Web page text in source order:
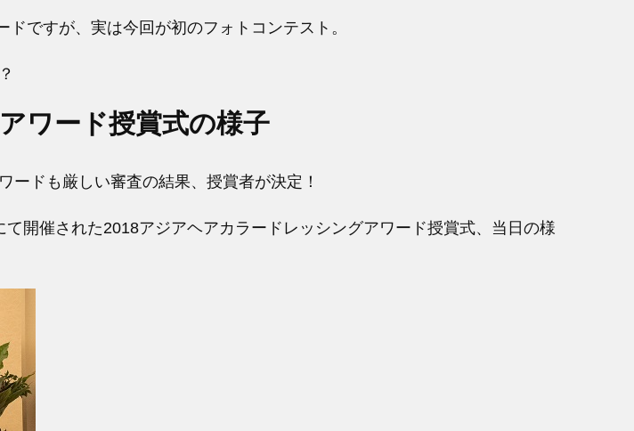
ですが、実は今回が初のフォトコンテスト。
ワード授賞式の様子
ドも厳しい審査の結果、授賞者が決定！
開催された2018アジアヘアカラードレッシングアワード授賞式、当日の様